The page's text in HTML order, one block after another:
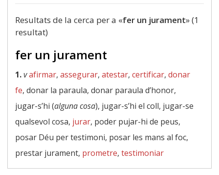
Resultats de la cerca per a «fer un jurament» (1
resultat)
fer un jurament
1.vafirmar, assegurar, atestar, certificar, donar
fe, donar la paraula, donar paraula d’honor,
jugar-s’hi (alguna cosa), jugar-s’hi el coll, jugar-se
qualsevol cosa, jurar, poder pujar-hi de peus,
posar Déu per testimoni, posar les mans al foc,
prestar jurament, prometre, testimoniar